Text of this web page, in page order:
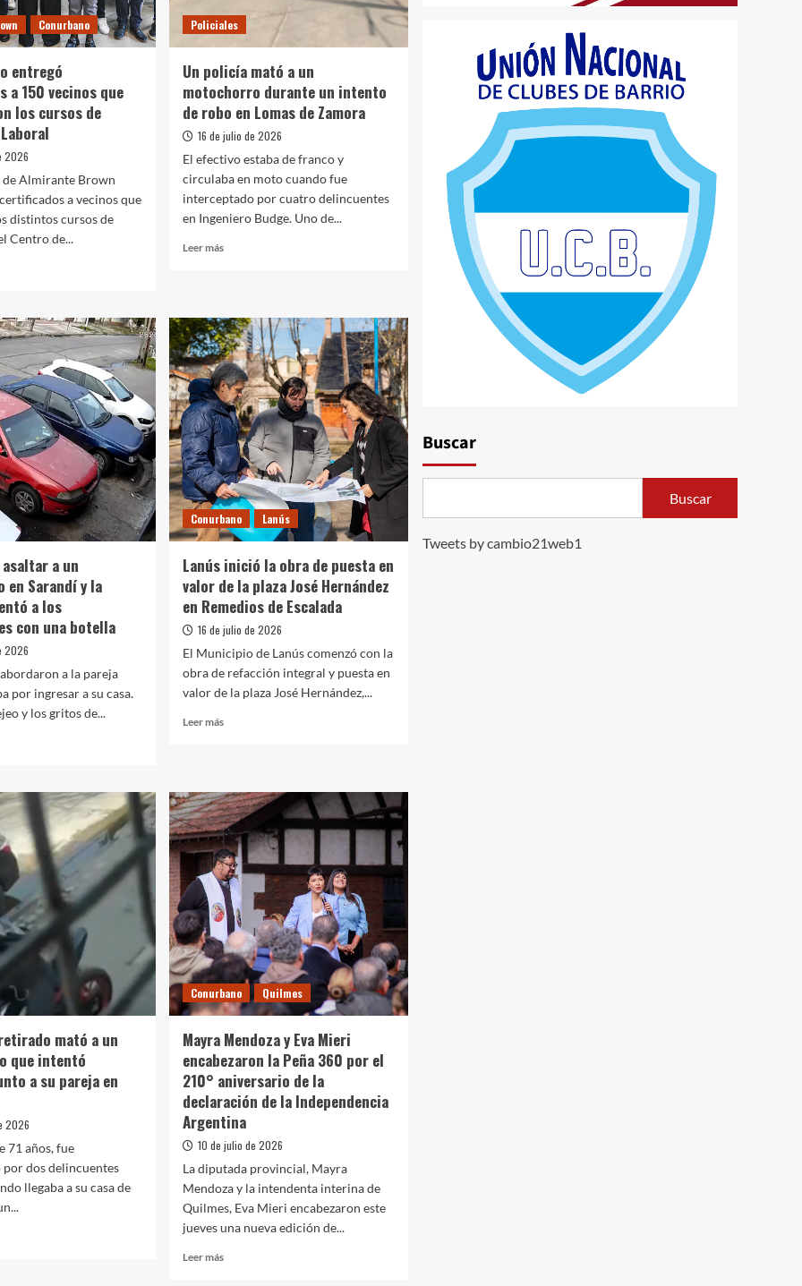
con
Parque
de
Juegos”
en
el
Polideportivo
Municipal
Conurbano
entregó
a 150 vecinos que
los cursos de
2026
Almirante Brown
a vecinos que
distintos cursos de
Centro de...
Policiales
Un policía mató a un
motochorro durante un intento
de robo en Lomas de Zamora
16 de julio de 2026
El efectivo estaba de franco y
circulaba en moto cuando fue
interceptado por cuatro delincuentes
en Ingeniero Budge. Uno de...
Leer másLeer
mató
a
un
motochorro
durante
un
intento
de
robo
en
Lomas
de
Zamora
a un
en Sarandí y la
a los
con una botella
2026
a la pareja
por ingresar a su casa.
y los gritos de...
Conurbano Lanús
Lanús inició la obra de puesta en
valor de la plaza José Hernández
en Remedios de Escalada
16 de julio de 2026
El Municipio de Lanús comenzó con la
obra de refacción integral y puesta en
valor de la plaza José Hernández,...
Leer másLeer
la
obra
de
puesta
en
valor
de
la
plaza
José
Hernández
en
Remedios
Escalada
mató a un
que intentó
a su pareja en
2026
71 años, fue
dos delincuentes
llegaba a su casa de
Conurbano Quilmes
Mayra Mendoza y Eva Mieri
encabezaron la Peña 360 por el
210° aniversario de la
declaración de la Independencia
Argentina
10 de julio de 2026
La diputada provincial, Mayra
Mendoza y la intendenta interina de
Quilmes, Eva Mieri encabezaron este
jueves una nueva edición de...
Leer másLeer
Buscar
Buscar
Tweets by cambio21web1